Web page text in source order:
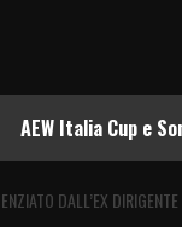
AEW Italia Cup e
DALL’EX